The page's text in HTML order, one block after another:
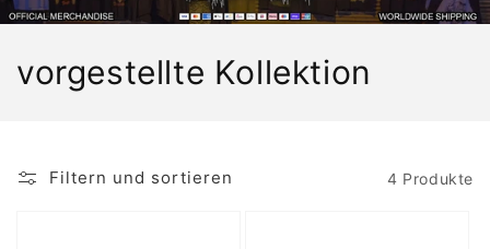
K
vorgestellte Kollektion
Filtern und sortieren 4 Produkte